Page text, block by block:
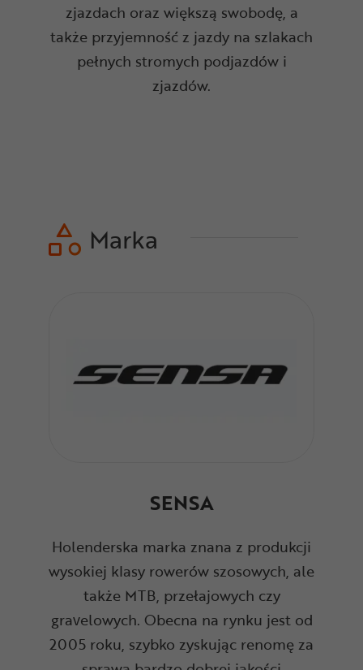
zjazdach oraz większą swobodę, a
także przyjemność z jazdy na szlakach
pełnych stromych podjazdów i
zjazdów.
Marka
SENSA
Holenderska marka znana z produkcji
wysokiej klasy rowerów szosowych, ale
także MTB, przełajowych czy
gravelowych. Obecna na rynku jest od
2005 roku, szybko zyskując renomę za